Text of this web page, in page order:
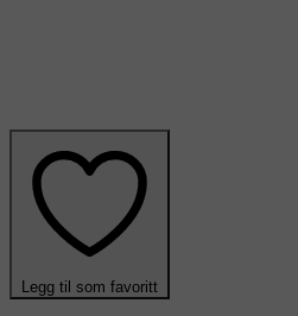
Legg til som favoritt